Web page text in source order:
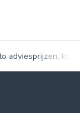
adviesprijzen,